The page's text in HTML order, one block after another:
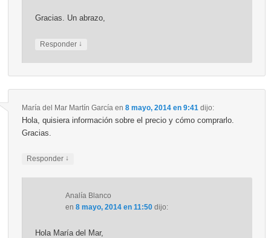
Gracias. Un abrazo,
Responder ↓
María del Mar Martín Garcíaen 8 mayo, 2014 en 9:41 dijo:
Hola, quisiera información sobre el precio y cómo comprarlo.
Gracias.
Responder ↓
Analía Blanco
en 8 mayo, 2014 en 11:50 dijo:
Hola María del Mar,